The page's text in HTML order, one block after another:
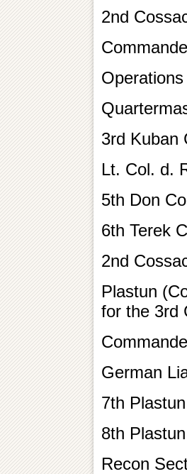
2nd
3rd Kuban
Lt. Col. d.
5th Don
6th Terek
2nd
Plastun
for the 3rd
German
7th
8th
Recon